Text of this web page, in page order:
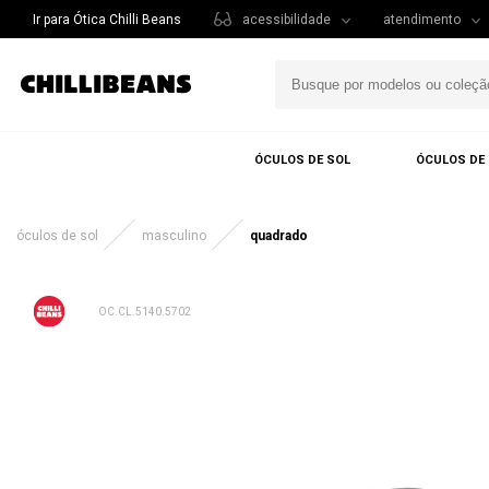
Ir para Ótica Chilli Beans acessibilidade atendimento
ÓCULOS DE SOL ÓCULOS DE
óculos de sol masculino quadrado
OC.CL.5140.5702